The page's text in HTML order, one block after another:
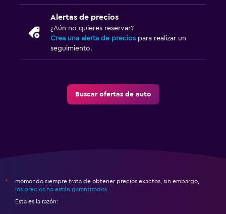
Alertas de precios
¿Aún no quieres reservar?
Crea una alerta de precios para realizar un
seguimiento.
Buscar ofertas de auto
*
momondo siempre trata de obtener precios exactos, sin embargo,
los precios no están garantizados.
Esta es la razón: